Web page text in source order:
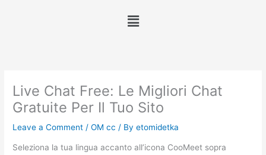
Menu
Live Chat Free: Le Migliori Chat
Gratuite Per Il Tuo Sito
Leave a Comment /OM cc / Byetomidetka
Seleziona la tua lingua accanto all’icona CooMeet sopra